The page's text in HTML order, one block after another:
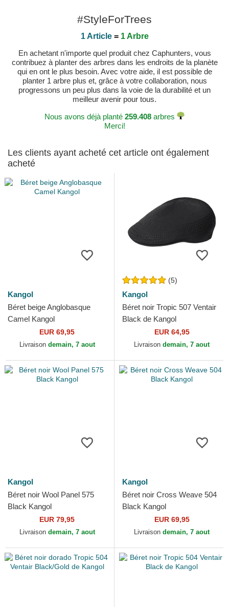
#StyleForTrees
1 Article= 1 Arbre
En achetant n'importe quel produit chez Caphunters, vous
contribuez à planter des arbres dans les endroits de la planète
qui en ont le plus besoin. Avec votre aide, il est possible de
planter 1 arbre plus et, grâce à votre collaboration, nous
progressons un peu plus dans la voie de la durabilité et un
meilleur avenir pour tous.
Nous avons déjà planté 259.408 arbres
Merci!
Les clients ayant acheté cet article ont également
acheté
Kangol
Béret beige Anglobasque
Camel Kangol
EUR 69,95
Livraison demain, 7 aout
(5)
Kangol
Béret noir Tropic 507 Ventair
Black de Kangol
EUR 64,95
Livraison demain, 7 aout
Kangol
Béret noir Wool Panel 575
Black Kangol
EUR 79,95
Livraison demain, 7 aout
Kangol
Béret noir Cross Weave 504
Black Kangol
EUR 69,95
Livraison demain, 7 aout